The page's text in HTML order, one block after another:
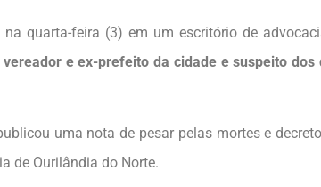
quarta-feira (3) em um escritório de
vereador e ex-prefeito da cidade e suspeito
uma nota de pesar pelas mortes e
de Ourilândia do Norte.